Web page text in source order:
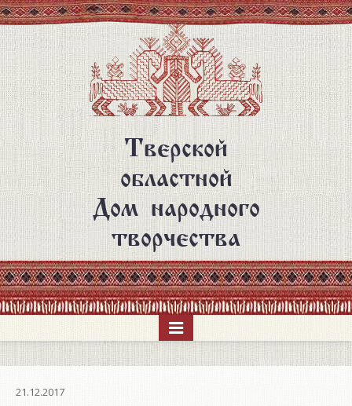
Перейти
к
основному
содержанию
Тверской
областной
Дом народного
творчества
21.12.2017